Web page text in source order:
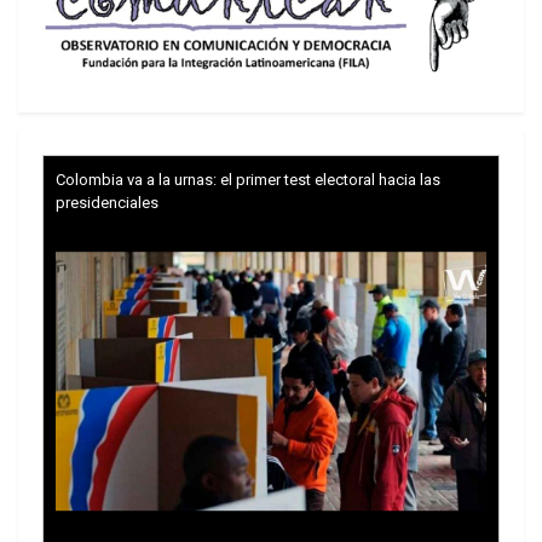
terminará con las elecciones ni el 10 de
diciembre, cuando un nuevo gobierno, de
Acorralados en sus propios mundos, el neoliberal
Juntos por el Cambio y el oficialista Frente de
Todos sobreviven la incertidumbre, fracturas,
rompimientos y cambios de nombre de cara a los
Colombia va a la urnas: el primer test electoral hacia las
presidenciales